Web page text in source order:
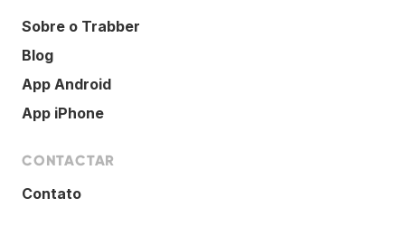
Sobre o Trabber
Blog
App Android
App iPhone
CONTACTAR
Contato